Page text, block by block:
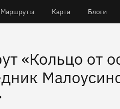
Маршруты Карта Блоги
«Кольцо от